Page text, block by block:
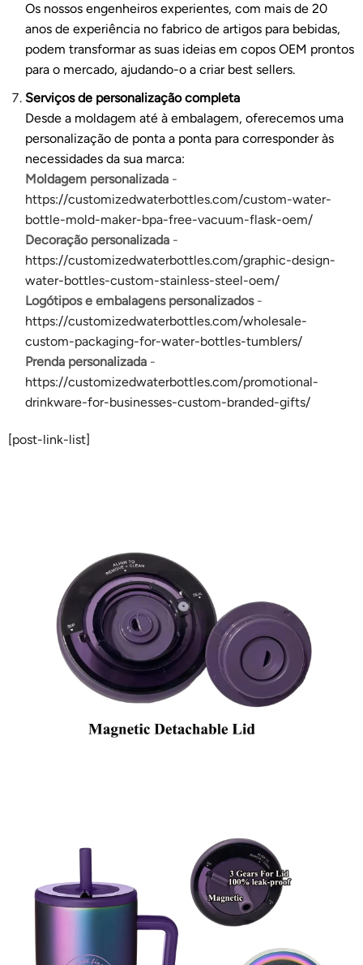
Os nossos engenheiros experientes, com mais de 20
anos de experiência no fabrico de artigos para bebidas,
podem transformar as suas ideias em copos OEM prontos
para o mercado, ajudando-o a criar best sellers.
Serviços de personalização completa
Desde a moldagem até à embalagem, oferecemos uma
personalização de ponta a ponta para corresponder às
necessidades da sua marca:
Moldagem personalizada-
https://customizedwaterbottles.com/custom-water-
bottle-mold-maker-bpa-free-vacuum-flask-oem/
Decoração personalizada-
https://customizedwaterbottles.com/graphic-design-
water-bottles-custom-stainless-steel-oem/
Logótipos e embalagens personalizados-
https://customizedwaterbottles.com/wholesale-
custom-packaging-for-water-bottles-tumblers/
Prenda personalizada-
https://customizedwaterbottles.com/promotional-
drinkware-for-businesses-custom-branded-gifts/
[post-link-list]